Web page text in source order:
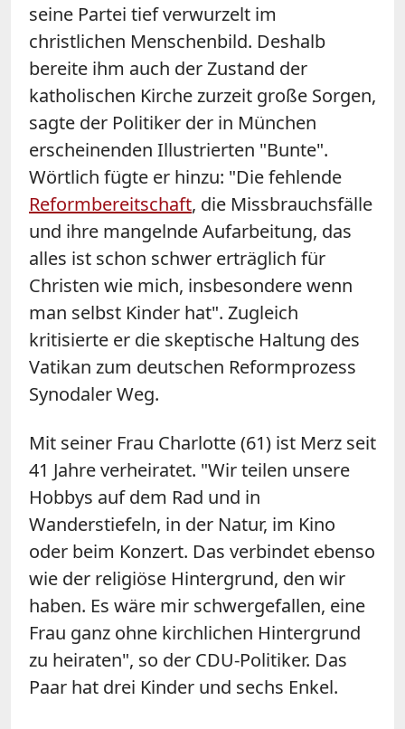
seine Partei tief verwurzelt im
christlichen Menschenbild. Deshalb
bereite ihm auch der Zustand der
katholischen Kirche zurzeit große Sorgen,
sagte der Politiker der in München
erscheinenden Illustrierten "Bunte".
Wörtlich fügte er hinzu: "Die fehlende
Reformbereitschaft, die Missbrauchsfälle
und ihre mangelnde Aufarbeitung, das
alles ist schon schwer erträglich für
Christen wie mich, insbesondere wenn
man selbst Kinder hat". Zugleich
kritisierte er die skeptische Haltung des
Vatikan zum deutschen Reformprozess
Synodaler Weg.
Mit seiner Frau Charlotte (61) ist Merz seit
41 Jahre verheiratet. "Wir teilen unsere
Hobbys auf dem Rad und in
Wanderstiefeln, in der Natur, im Kino
oder beim Konzert. Das verbindet ebenso
wie der religiöse Hintergrund, den wir
haben. Es wäre mir schwergefallen, eine
Frau ganz ohne kirchlichen Hintergrund
zu heiraten", so der CDU-Politiker. Das
Paar hat drei Kinder und sechs Enkel.